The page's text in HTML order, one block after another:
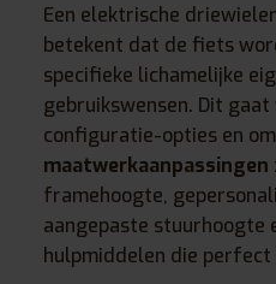
Een elektrische
betekent dat de fiets
specifieke lichamelijke
gebruikswensen. Dit
configuratie-opties en
maatwerkaanpassingen
framehoogte,
aangepaste stuurhoogte
hulpmiddelen die perfect